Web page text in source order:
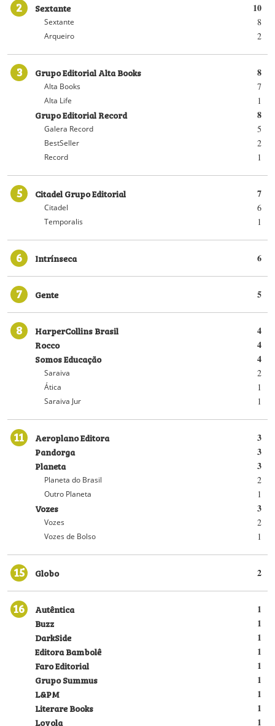
2 10
Sextante
8
Sextante
2
Arqueiro
3 8
Grupo Editorial Alta Books
7
Alta Books
1
Alta Life
8
Grupo Editorial Record
5
Galera Record
2
BestSeller
1
Record
5 7
Citadel Grupo Editorial
6
Citadel
1
Temporalis
6 6
Intrínseca
7 5
Gente
8 4
HarperCollins Brasil
4
Rocco
4
Somos Educação
2
Saraiva
1
Ática
1
Saraiva Jur
11 3
Aeroplano Editora
3
Pandorga
3
Planeta
2
Planeta do Brasil
1
Outro Planeta
3
Vozes
2
Vozes
1
Vozes de Bolso
15 2
Globo
16 1
Autêntica
1
Buzz
1
DarkSide
1
Editora Bambolê
1
Faro Editorial
1
Grupo Summus
1
L&PM
1
Literare Books
1
Loyola